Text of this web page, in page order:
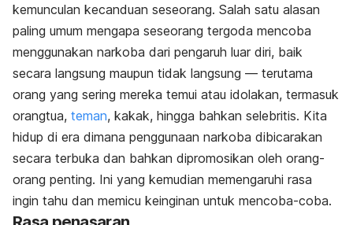
kemunculan kecanduan seseorang. Salah satu alasan
paling umum mengapa seseorang tergoda mencoba
menggunakan narkoba dari pengaruh luar diri, baik
secara langsung maupun tidak langsung — terutama
orang yang sering mereka temui atau idolakan, termasuk
orangtua, teman, kakak, hingga bahkan selebritis. Kita
hidup di era dimana penggunaan narkoba dibicarakan
secara terbuka dan bahkan dipromosikan oleh orang-
orang penting. Ini yang kemudian memengaruhi rasa
ingin tahu dan memicu keinginan untuk mencoba-coba.